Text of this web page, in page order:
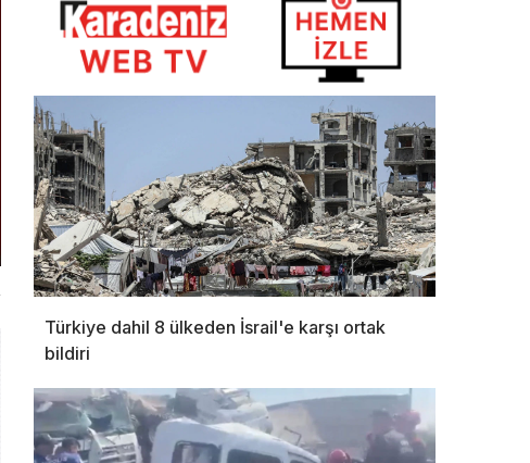
Türkiye dahil 8 ülkeden İsrail'e karşı ortak
bildiri